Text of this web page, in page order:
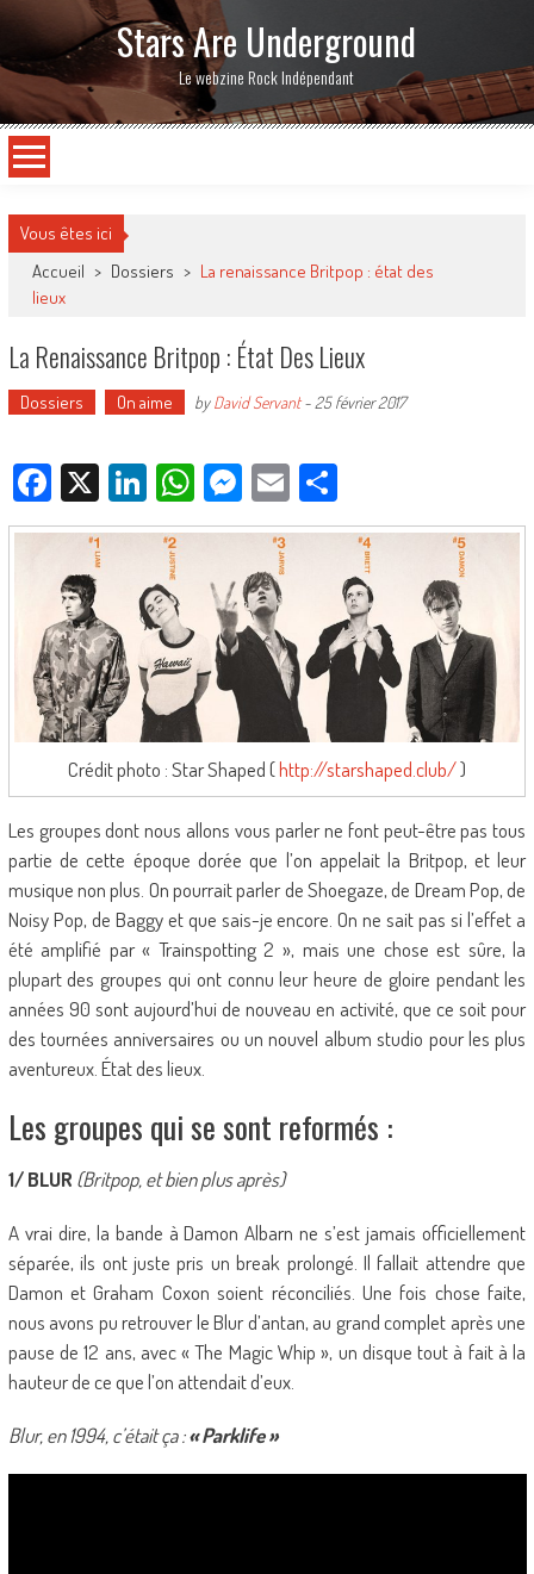
Stars Are Underground
Le webzine Rock Indépendant
Vous êtes ici
Accueil > Dossiers > La renaissance Britpop : état des
lieux
La Renaissance Britpop : État Des Lieux
Dossiers On aime byDavid Servant- 25 février 2017
Facebook
X LinkedIn
WhatsApp
Messenger
EmailPartager
Crédit photo : Star Shaped (http://starshaped.club/)
Les groupes dont nous allons vous parler ne font peut-être pas tous
partie de cette époque dorée que l’on appelait la Britpop, et leur
musique non plus. On pourrait parler de Shoegaze, de Dream Pop, de
Noisy Pop, de Baggy et que sais-je encore. On ne sait pas si l’effet a
été amplifié par « Trainspotting 2 », mais une chose est sûre, la
plupart des groupes qui ont connu leur heure de gloire pendant les
années 90 sont aujourd’hui de nouveau en activité, que ce soit pour
des tournées anniversaires ou un nouvel album studio pour les plus
aventureux. État des lieux.
Les groupes qui se sont reformés :
1/ BLUR (Britpop, et bien plus après)
A vrai dire, la bande à Damon Albarn ne s’est jamais officiellement
séparée, ils ont juste pris un break prolongé. Il fallait attendre que
Damon et Graham Coxon soient réconciliés. Une fois chose faite,
nous avons pu retrouver le Blur d’antan, au grand complet après une
pause de 12 ans, avec « The Magic Whip », un disque tout à fait à la
hauteur de ce que l’on attendait d’eux.
Blur, en 1994, c’était ça :« Parklife »